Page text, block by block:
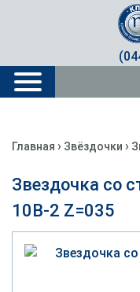
Главная › Звёздочки ›
Звездочка со
10B-2 Z=035